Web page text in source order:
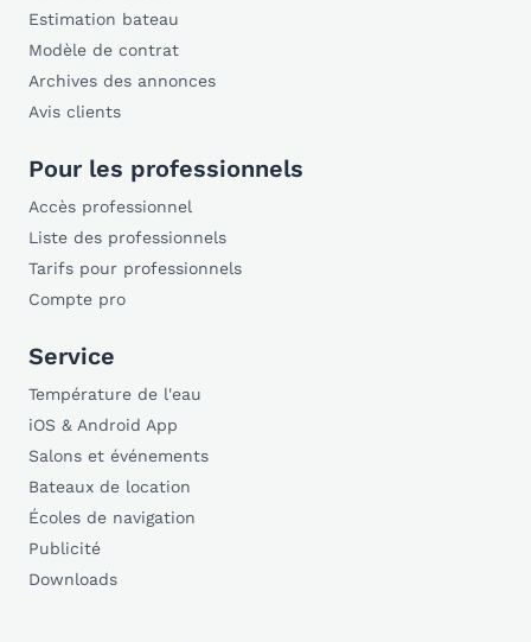
Estimation bateau
Modèle de contrat
Archives des annonces
Avis clients
Pour les professionnels
Accès professionnel
Liste des professionnels
Tarifs pour professionnels
Compte pro
Service
Température de l'eau
iOS & Android App
Salons et événements
Bateaux de location
Écoles de navigation
Publicité
Downloads